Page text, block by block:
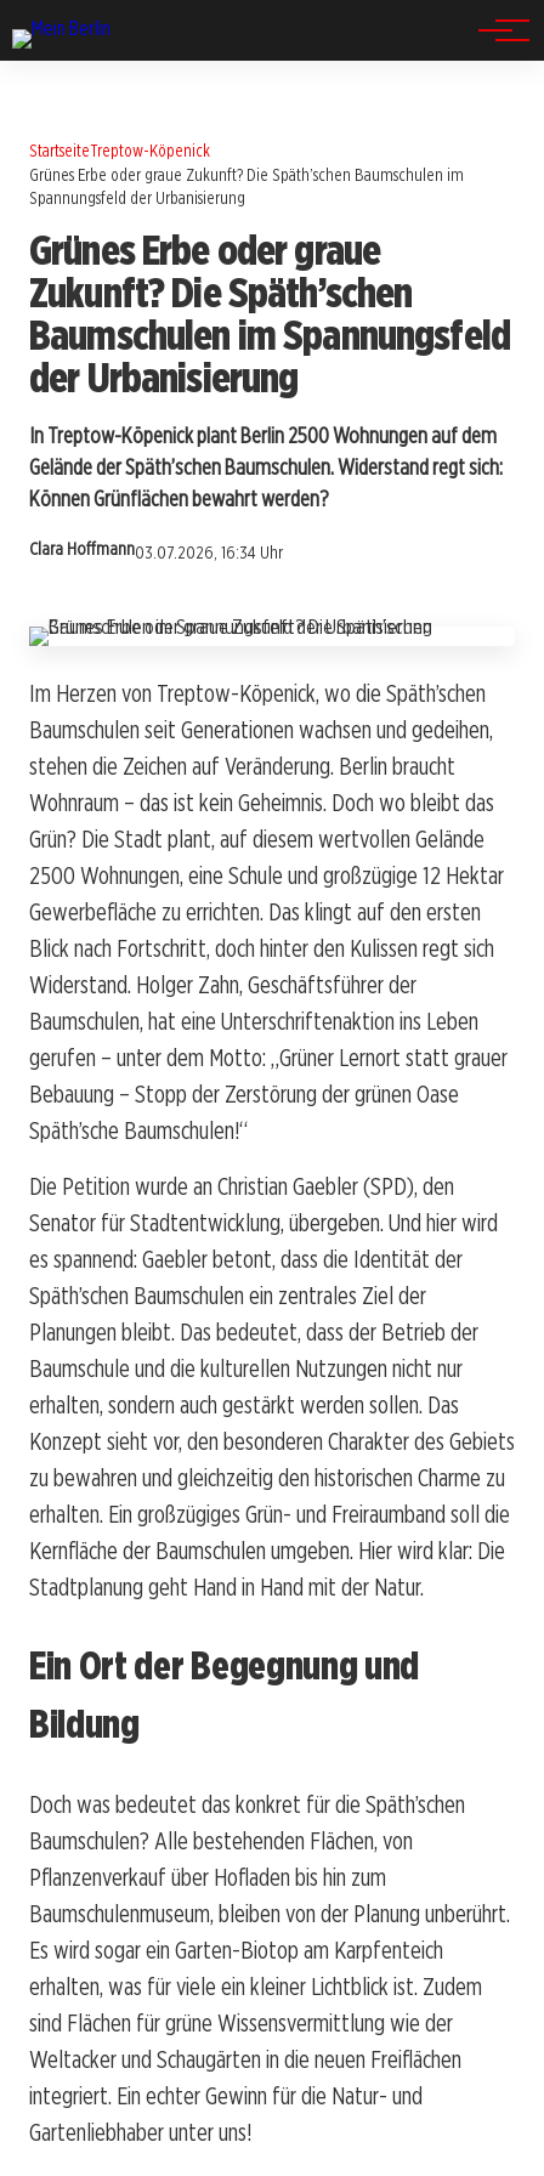
StartseiteTreptow-Köpenick
Grünes Erbe oder graue Zukunft? Die Späth’schen Baumschulen im
Spannungsfeld der Urbanisierung
Grünes Erbe oder graue
Zukunft? Die Späth’schen
Baumschulen im Spannungsfeld
der Urbanisierung
In Treptow-Köpenick plant Berlin 2500 Wohnungen auf dem
Gelände der Späth’schen Baumschulen. Widerstand regt sich:
Können Grünflächen bewahrt werden?
Clara Hoffmann03.07.2026, 16:34 Uhr
Im Herzen von Treptow-Köpenick, wo die Späth’schen
Baumschulen seit Generationen wachsen und gedeihen,
stehen die Zeichen auf Veränderung. Berlin braucht
Wohnraum – das ist kein Geheimnis. Doch wo bleibt das
Grün? Die Stadt plant, auf diesem wertvollen Gelände
2500 Wohnungen, eine Schule und großzügige 12 Hektar
Gewerbefläche zu errichten. Das klingt auf den ersten
Blick nach Fortschritt, doch hinter den Kulissen regt sich
Widerstand. Holger Zahn, Geschäftsführer der
Baumschulen, hat eine Unterschriftenaktion ins Leben
gerufen – unter dem Motto: „Grüner Lernort statt grauer
Bebauung – Stopp der Zerstörung der grünen Oase
Späth’sche Baumschulen!“
Die Petition wurde an Christian Gaebler (SPD), den
Senator für Stadtentwicklung, übergeben. Und hier wird
es spannend: Gaebler betont, dass die Identität der
Späth’schen Baumschulen ein zentrales Ziel der
Planungen bleibt. Das bedeutet, dass der Betrieb der
Baumschule und die kulturellen Nutzungen nicht nur
erhalten, sondern auch gestärkt werden sollen. Das
Konzept sieht vor, den besonderen Charakter des Gebiets
zu bewahren und gleichzeitig den historischen Charme zu
erhalten. Ein großzügiges Grün- und Freiraumband soll die
Kernfläche der Baumschulen umgeben. Hier wird klar: Die
Stadtplanung geht Hand in Hand mit der Natur.
Ein Ort der Begegnung und
Bildung
Doch was bedeutet das konkret für die Späth’schen
Baumschulen? Alle bestehenden Flächen, von
Pflanzenverkauf über Hofladen bis hin zum
Baumschulenmuseum, bleiben von der Planung unberührt.
Es wird sogar ein Garten-Biotop am Karpfenteich
erhalten, was für viele ein kleiner Lichtblick ist. Zudem
sind Flächen für grüne Wissensvermittlung wie der
Weltacker und Schaugärten in die neuen Freiflächen
integriert. Ein echter Gewinn für die Natur- und
Gartenliebhaber unter uns!